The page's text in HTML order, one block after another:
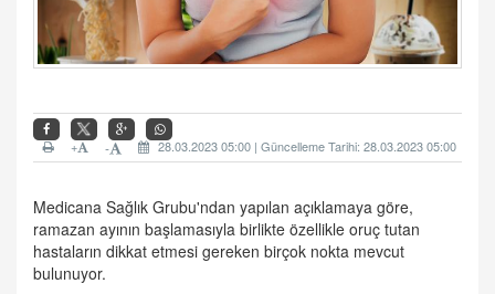
28.03.2023 05:00 | Güncelleme Tarihi: 28.03.2023 05:00
-
+
Medicana Sağlık Grubu'ndan yapılan açıklamaya göre,
ramazan ayının başlamasıyla birlikte özellikle oruç tutan
hastaların dikkat etmesi gereken birçok nokta mevcut
bulunuyor.